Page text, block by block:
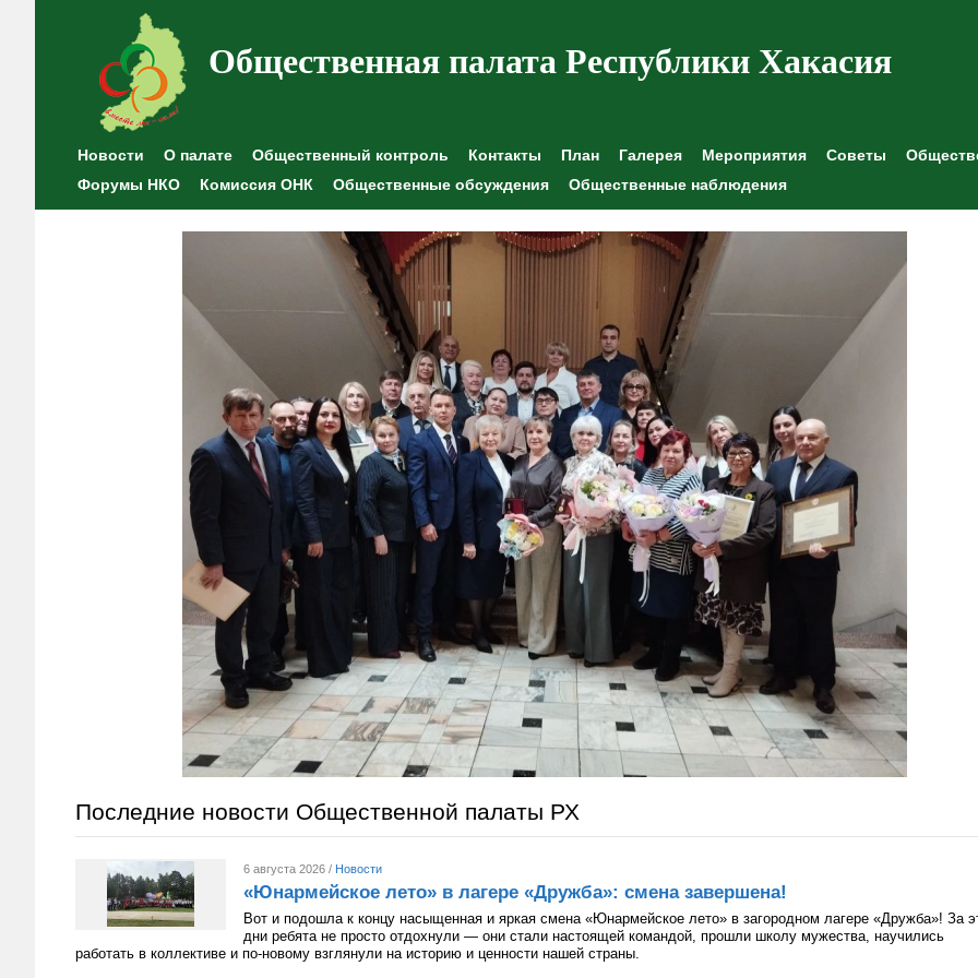
Общественная палата Республики Хакасия
Новости О палате Общественный контроль Контакты План Галерея Мероприятия Советы
Форумы НКО
Комиссия ОНК Общественные обсуждения Общественные наблюдения
Последние новости Общественной палаты РХ
6 августа 2026 / Новости
«Юнармейское лето» в лагере «Дружба»: смена завершена!
Вот и подошла к концу насыщенная и яркая смена «Юнармейское лето» в загородном лагере «Дружба»! За
дни ребята не просто отдохнули — они стали настоящей командой, прошли школу мужества, научились
работать в коллективе и по-новому взглянули на историю и ценности нашей страны.